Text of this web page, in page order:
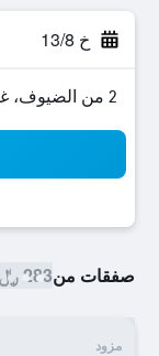
خ 13/8
2 من الضيوف، غرفة واحدة
صفقات من283 ﷼
مزود